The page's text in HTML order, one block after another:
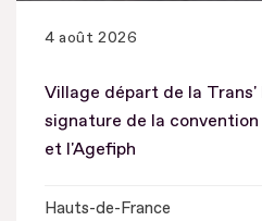
4 août 2026
Village départ de la
signature de la
et l'Agefiph
Hauts-de-France